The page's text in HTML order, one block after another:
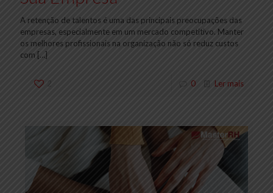
A retenção de talentos é uma das principais preocupações das
empresas, especialmente em um mercado competitivo. Manter
os melhores profissionais na organização não só reduz custos
com […]
2 0 Ler mais